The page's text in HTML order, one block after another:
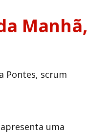
Manhã,
Pontes, scrum
uma